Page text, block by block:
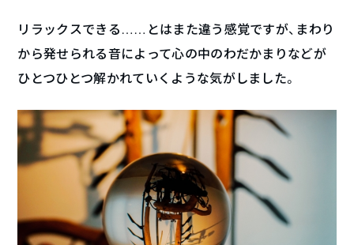
リラックスできる……とはまた違う感覚ですが、まわり
から発せられる音によって心の中のわだかまりなどが
ひとつひとつ解かれていくような気がしました。